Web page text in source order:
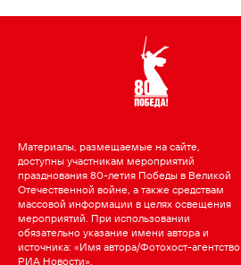
Материалы, размещаемые на сайте,
доступны участникам мероприятий
празднования 80-летия Победы в Великой
Отечественной войне, а также средствам
массовой информации в целях освещения
мероприятий. При использовании
обязательно указание имени автора и
источника: «Имя автора/Фотохост-агентство
РИА Новости».